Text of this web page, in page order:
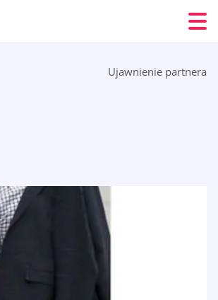
Ujawnienie partnera